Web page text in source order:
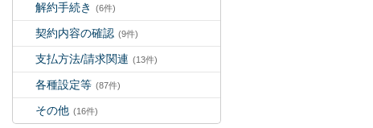
解約手続き (6件)
契約内容の確認 (9件)
支払方法/請求関連 (13件)
各種設定等 (87件)
その他 (16件)